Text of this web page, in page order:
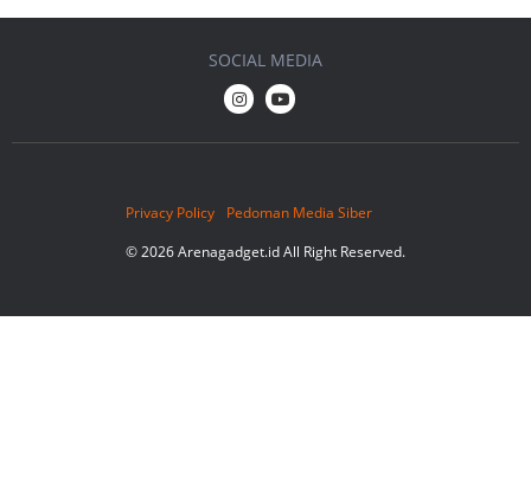
Privacy Policy
Pedoman Media Siber
© 2026 Arenagadget.id All Right Reserved.
SOCIAL MEDIA